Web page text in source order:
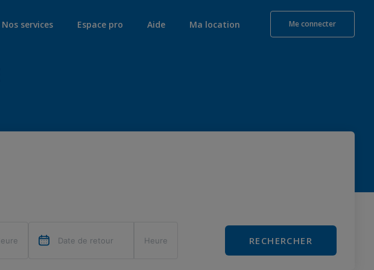
Nos services Espace pro Aide Ma location Me connecter
RECHERCHER